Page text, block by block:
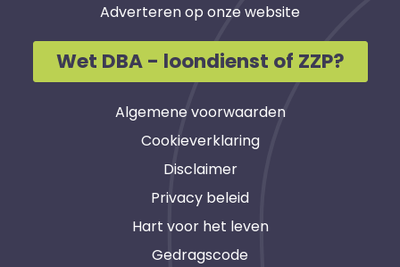
Adverteren op onze website
Wet DBA - loondienst of ZZP?
Algemene voorwaarden
Cookieverklaring
Disclaimer
Privacy beleid
Hart voor het leven
Gedragscode